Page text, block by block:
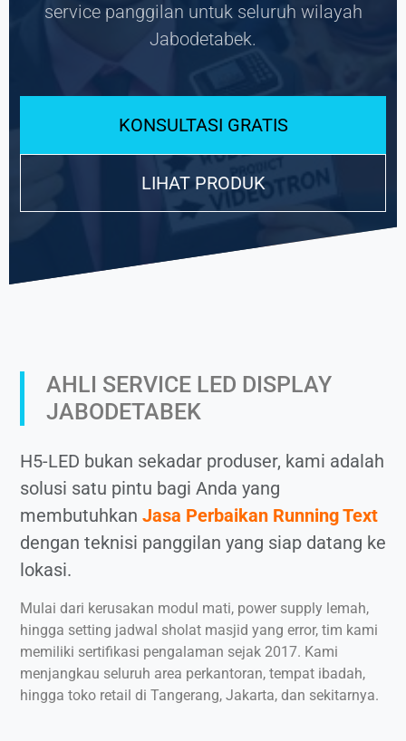
service panggilan untuk seluruh wilayah
Jabodetabek.
KONSULTASI GRATIS
LIHAT PRODUK
AHLI SERVICE LED DISPLAY
JABODETABEK
H5-LED bukan sekadar produser, kami adalah
solusi satu pintu bagi Anda yang
membutuhkan Jasa Perbaikan Running Text
dengan teknisi panggilan yang siap datang ke
lokasi.
Mulai dari kerusakan modul mati, power supply lemah,
hingga setting jadwal sholat masjid yang error, tim kami
memiliki sertifikasi pengalaman sejak 2017. Kami
menjangkau seluruh area perkantoran, tempat ibadah,
hingga toko retail di Tangerang, Jakarta, dan sekitarnya.